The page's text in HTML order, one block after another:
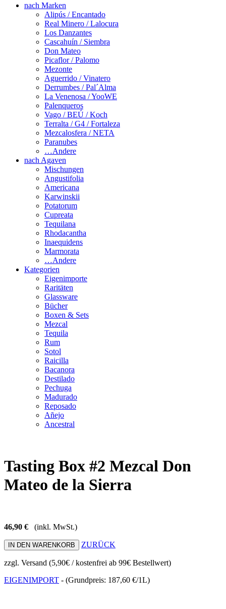
nach Marken
Alipús / Encantado
Real Minero / Lalocura
Los Danzantes
Cascahuín / Siembra
Don Mateo
Picaflor / Palomo
Mezonte
Aguerrido / Vinatero
Derrumbes / Pal´Alma
La Venenosa / YooWE
Palenqueros
Vago / BEÚ / Koch
Terralta / G4 / Fortaleza
Mezcalosfera / NETA
Paranubes
…Andere
nach Agaven
Mischungen
Angustifolia
Americana
Karwinskii
Potatorum
Cupreata
Tequilana
Rhodacantha
Inaequidens
Marmorata
…Andere
Kategorien
Eigenimporte
Raritäten
Glassware
Bücher
Boxen & Sets
Mezcal
Tequila
Rum
Sotol
Raicilla
Bacanora
Destilado
Pechuga
Madurado
Reposado
Añejo
Ancestral
Tasting Box #2 Mezcal Don
Mateo de la Sierra
46,90 € (inkl. MwSt.)
ZURÜCK
zzgl. Versand (5,90€ / kostenfrei ab 99€ Bestellwert)
EIGENIMPORT - (Grundpreis: 187,60 €/1L)